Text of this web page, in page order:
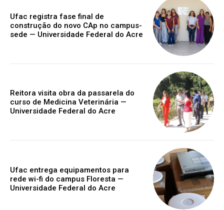
Ufac registra fase final de
construção do novo CAp no campus-
sede — Universidade Federal do Acre
Reitora visita obra da passarela do
curso de Medicina Veterinária —
Universidade Federal do Acre
Ufac entrega equipamentos para
rede wi-fi do campus Floresta —
Universidade Federal do Acre